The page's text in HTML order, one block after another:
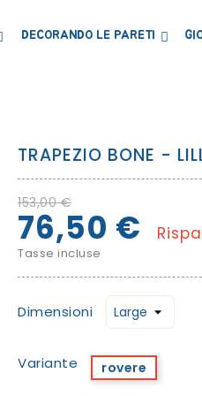
DECORANDO LE PARETI
TRAPEZIO BONE -
153,00 €
76,50 €
Tasse incluse
Dimensioni
Variante rovere